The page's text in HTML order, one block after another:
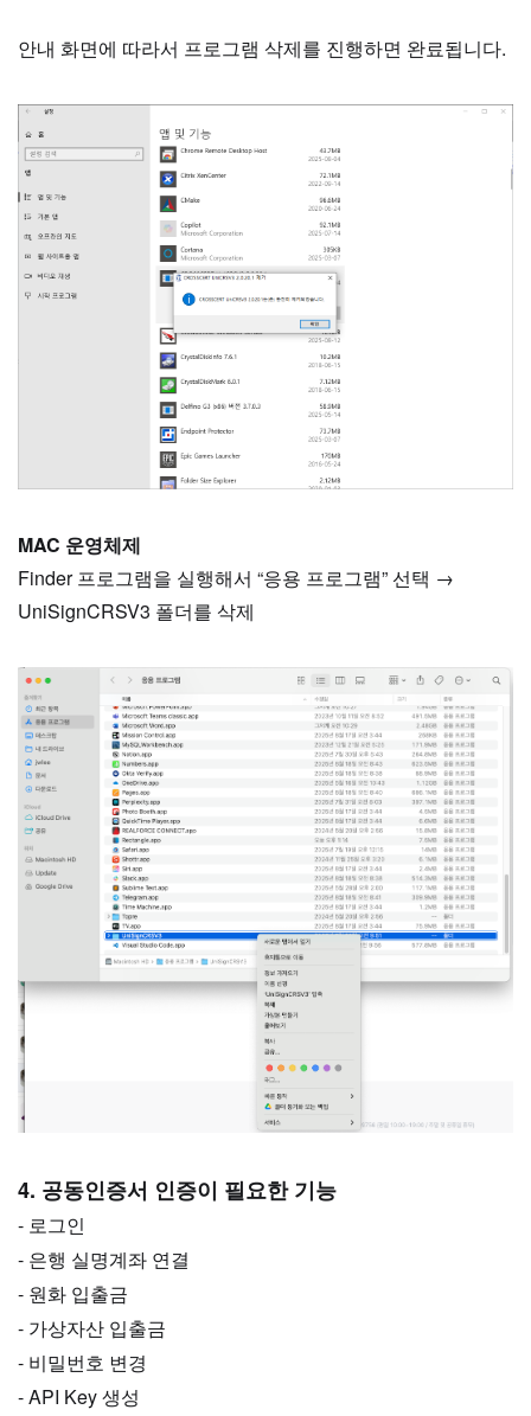
안내 화면에 따라서 프로그램 삭제를 진행하면 완료됩니다.
MAC 운영체제
Finder 프로그램을 실행해서 “응용 프로그램” 선택 →
UniSignCRSV3 폴더를 삭제
4. 공동인증서 인증이 필요한 기능
- 로그인
- 은행 실명계좌 연결
- 원화 입출금
- 가상자산 입출금
- 비밀번호 변경
- API Key 생성